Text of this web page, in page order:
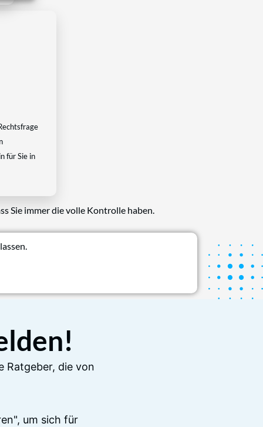
für Sie in
Sie immer die volle Kontrolle haben.
Ratgeber, die von
um sich für